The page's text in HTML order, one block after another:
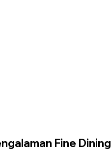
Fine Dining